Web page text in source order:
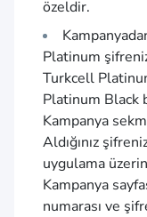
özeldir.
Platinum
Turkcell
Platinum Black
Kampanya
Aldığınız
uygulama
Kampanya
numarası ve